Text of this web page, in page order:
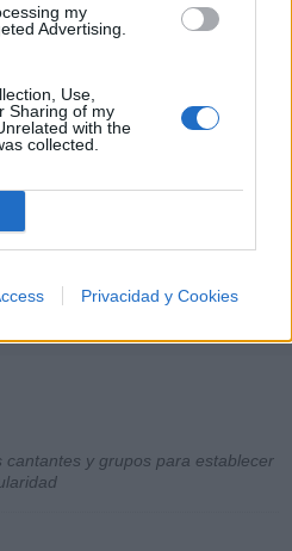
my
Advertising.
Use,
Sharing of my
with the
collected.
Privacidad y Cookies
cantantes y grupos para establecer